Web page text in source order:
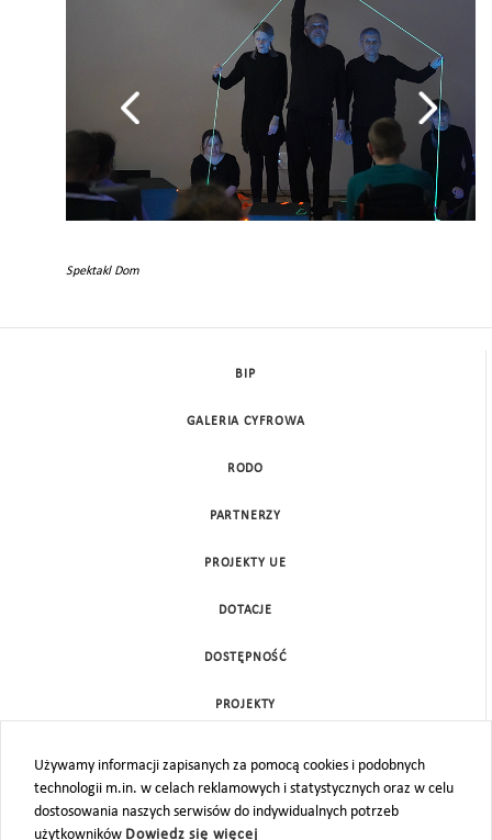
Spektakl Dom
Używamy informacji zapisanych za pomocą cookies i podobnych
technologii m.in. w celach reklamowych i statystycznych oraz w celu
dostosowania naszych serwisów do indywidualnych potrzeb
użytkowników Dowiedz się więcej
BIP
GALERIA CYFROWA
RODO
PARTNERZY
PROJEKTY UE
DOTACJE
DOSTĘPNOŚĆ
PROJEKTY
MAPA STRONY